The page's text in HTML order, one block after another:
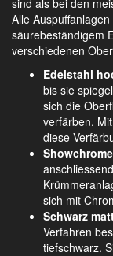
Alle
säurebeständigem
verschiedenen
Edelstahl
bis sie
sich die
verfärben.
diese
sich mit
Schwarz
Verfahren
tiefschwarz.